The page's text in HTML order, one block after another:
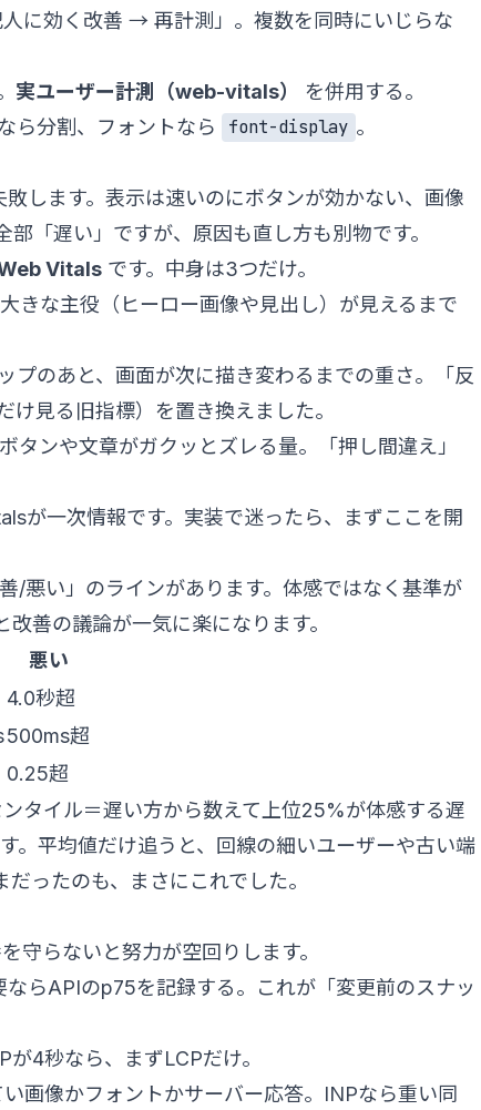
に効く改善 → 再計測」。複数を同時にいじらな
実ユーザー計測（web-vitals）
を併用する。
ら分割、フォントなら
font-display 。
します。表示は速いのにボタンが効かない、画像
「遅い」ですが、原因も直し方も別物です。
Vitals です。中身は3つだけ。
きな主役（ヒーロー画像や見出し）が見えるまで
プのあと、画面が次に描き変わるまでの重さ。「反
見る旧指標）を置き換えました。
タンや文章がガクッとズレる量。「押し間違え」
が一次情報です。実装で迷ったら、まずここを開
/悪い」のラインがあります。体感ではなく基準が
善の議論が一気に楽になります。
悪い
4.0秒超
500ms超
0.25超
タイル＝遅い方から数えて上位25%が体感する遅
。平均値だけ追うと、回線の細いユーザーや古い端
ったのも、まさにこれでした。
守らないと努力が空回りします。
らAPIのp75を記録する。これが「変更前のスナッ
4秒なら、まずLCPだけ。
画像かフォントかサーバー応答。INPなら重い同